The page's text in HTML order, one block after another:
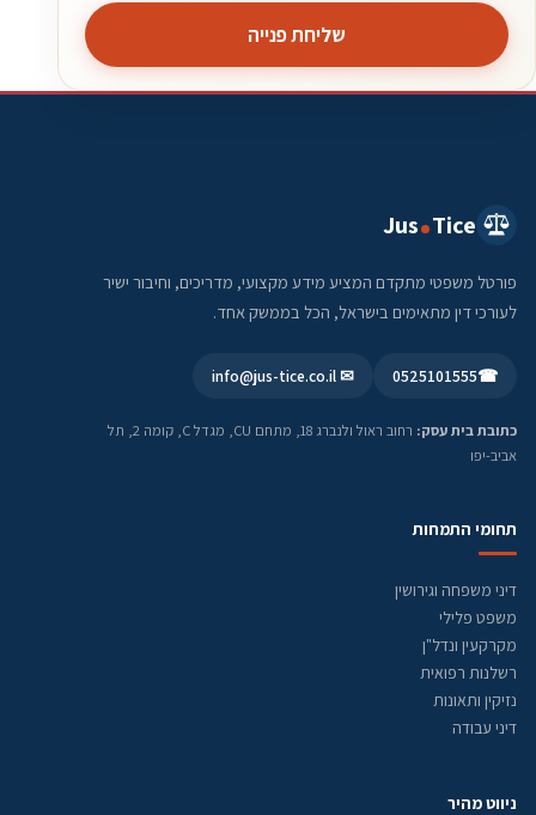
שליחת פנייה
Jus Tice
פורטל משפטי מתקדם המציע מידע מקצועי, מדריכים, וחיבור ישיר
לעורכי דין מתאימים בישראל, הכל בממשק אחד.
☎
0525101555
✉ info@jus-tice.co.il
כתובת בית עסק:
רחוב ראול ולנברג 18, מתחם CU, מגדל C, קומה 2, תל
אביב-יפו
תחומי התמחות
דיני משפחה וגירושין
משפט פלילי
מקרקעין ונדל"ן
רשלנות רפואית
נזיקין ותאונות
דיני עבודה
ניווט מהיר